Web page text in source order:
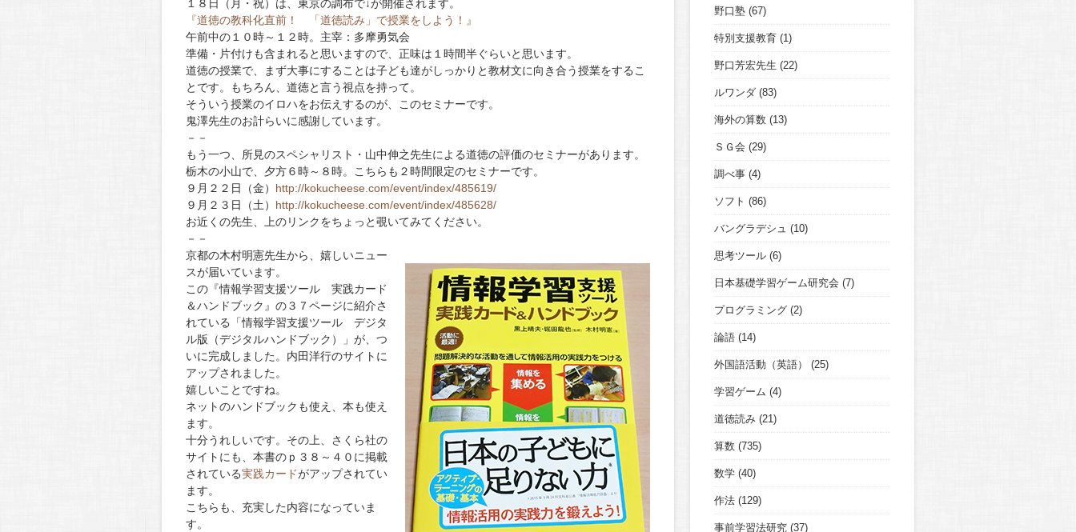
１８日（月・祝）は、東京の調布で↓が開催されます。
『道徳の教科化直前！ 「道徳読み」で授業をしよう！』
午前中の１０時～１２時。主宰： 多摩勇気会
準備・片付けも含まれると思いますので、正味は１時間半ぐらいと思います。
道徳の授業で、まず大事にすることは子ども達がしっかりと教材文に向き合う授業をするこ
とです。もちろん、道徳と言う視点を持って。
そういう授業のイロハをお伝えするのが、このセミナーです。
鬼澤先生のお計らいに感謝しています。
－－
もう一つ、所見のスペシャリスト・山中伸之先生による道徳の評価のセミナーがあります。
栃木の小山で、夕方６時～８時。こちらも２時間限定のセミナーです。
９月２２日（金） http://kokucheese.com/event/index/485619/
９月２３日（土） http://kokucheese.com/event/index/485628/
お近くの先生、上のリンクをちょっと覗いてみてください。
－－
京都の木村明憲先生から、嬉しいニュー
スが届いています。
この『情報学習支援ツール 実践カード
＆ハンドブック』の３７ページに紹介さ
れている「情報学習支援ツール デジタ
ル版（デジタルハンドブック）」が、つ
いに完成しました。内田洋行のサイトに
アップされました。
嬉しいことですね。
ネットのハンドブックも使え、本も使え
ます。
十分うれしいです。その上、さくら社の
サイトにも、本書のｐ３８～４０に掲載
されている実践カードがアップされてい
ます。
こちらも、充実した内容になっていま
す。
野口塾 (67)
特別支援教育 (1)
野口芳宏先生 (22)
ルワンダ (83)
海外の算数 (13)
ＳＧ会 (29)
調べ事 (4)
ソフト (86)
バングラデシュ (10)
思考ツール (6)
日本基礎学習ゲーム研究会 (7)
プログラミング (2)
論語 (14)
外国語活動（英語） (25)
学習ゲーム (4)
道徳読み (21)
算数 (735)
数学 (40)
作法 (129)
事前学習法研究 (37)